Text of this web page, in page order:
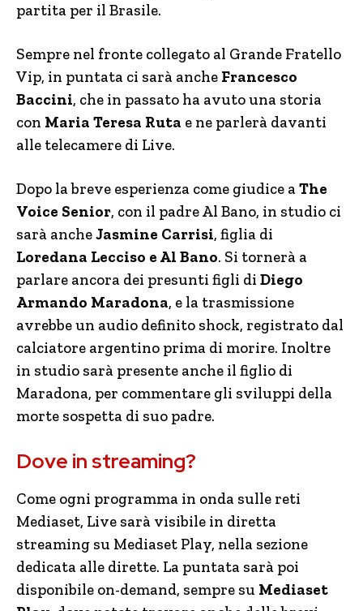
partita per il Brasile.
Sempre nel fronte collegato al Grande Fratello
Vip, in puntata ci sarà anche Francesco
Baccini, che in passato ha avuto una storia
con Maria Teresa Ruta e ne parlerà davanti
alle telecamere di Live.
Dopo la breve esperienza come giudice aThe
Voice Senior, con il padre Al Bano, in studio ci
sarà ancheJasmine Carrisi, figlia di
Loredana Lecciso e Al Bano. Si tornerà a
parlare ancora dei presunti figli di Diego
Armando Maradona, e la trasmissione
avrebbe un audio definito shock, registrato dal
calciatore argentino prima di morire. Inoltre
in studio sarà presente anche il figlio di
Maradona, per commentare gli sviluppi della
morte sospetta di suo padre.
Dove in streaming?
Come ogni programma in onda sulle reti
Mediaset, Live sarà visibile in diretta
streaming su Mediaset Play, nella sezione
dedicata alle dirette. La puntata sarà poi
disponibile on-demand, sempre su Mediaset